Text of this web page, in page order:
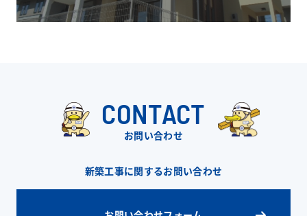
CONTACT
お問い合わせ
新築工事に関するお問い合わせ